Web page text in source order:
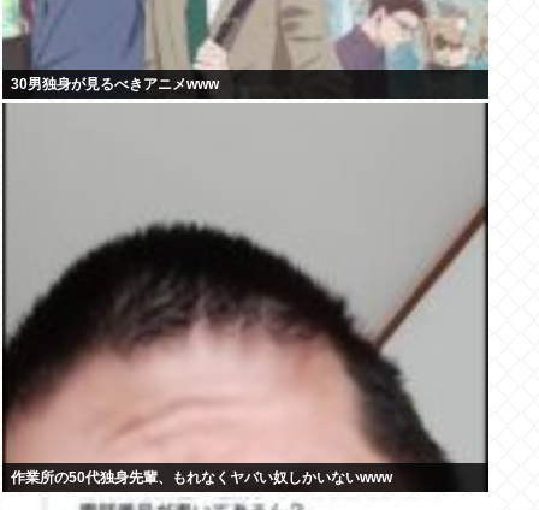
30男独身が見るべきアニメwww
作業所の50代独身先輩、もれなくヤバい奴しかいないwww